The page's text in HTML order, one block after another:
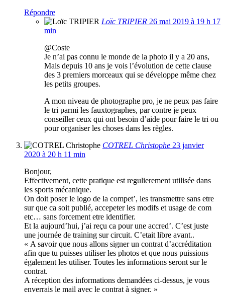
Répondre
Loïc TRIPIER 26 mai 2019 à 19 h 17
min
@Coste
Je n’ai pas connu le monde de la photo il y a 20 ans,
Mais depuis 10 ans je vois l’évolution de cette clause
des 3 premiers morceaux qui se développe même chez
les petits groupes.
A mon niveau de photographe pro, je ne peux pas faire
le tri parmi les fauxtographes, par contre je peux
conseiller ceux qui ont besoin d’aide pour faire le tri ou
pour organiser les choses dans les règles.
COTREL Christophe 23 janvier
2020 à 20 h 11 min
Bonjour,
Effectivement, cette pratique est regulierement utilisée dans
les sports mécanique.
On doit poser le logo de la compet’, les transmettre sans etre
sur que ca soit publié, accepeter les modifs et usage de com
etc… sans forcement etre identifier.
Et la aujourd’hui, j’ai reçu ca pour une accred’. C’est juste
une journée de training sur circuit. C’etait libre avant..
« A savoir que nous allons signer un contrat d’accréditation
afin que tu puisses utiliser les photos et que nous puissions
également les utiliser. Toutes les informations seront sur le
contrat.
A réception des informations demandées ci-dessus, je vous
enverrais le mail avec le contrat à signer. »